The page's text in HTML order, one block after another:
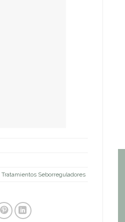
Tratamientos Seborreguladores